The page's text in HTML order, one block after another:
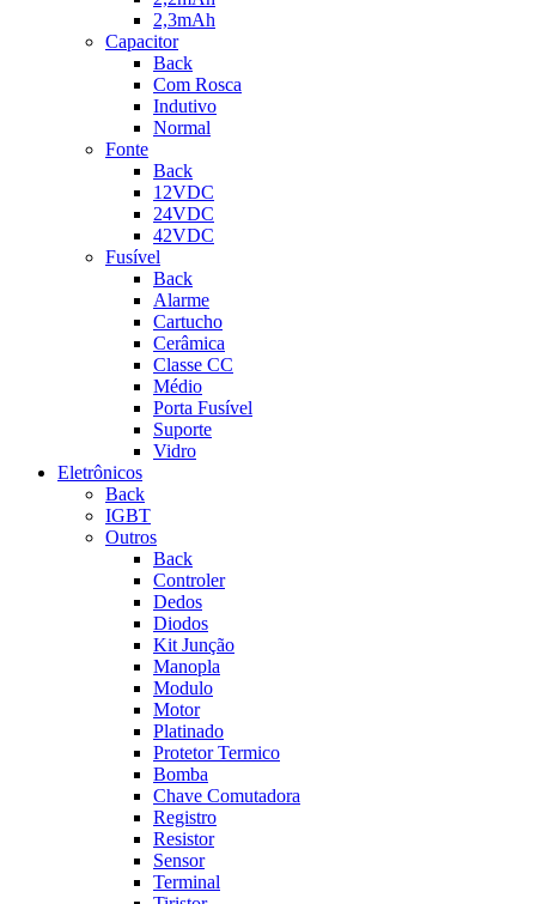
2,3mAh
Capacitor
Back
Com Rosca
Indutivo
Normal
Fonte
Back
12VDC
24VDC
42VDC
Fusível
Back
Alarme
Cartucho
Cerâmica
Classe CC
Médio
Porta Fusível
Suporte
Vidro
Eletrônicos
Back
IGBT
Outros
Back
Controler
Dedos
Diodos
Kit Junção
Manopla
Modulo
Motor
Platinado
Protetor Termico
Bomba
Chave Comutadora
Registro
Resistor
Sensor
Terminal